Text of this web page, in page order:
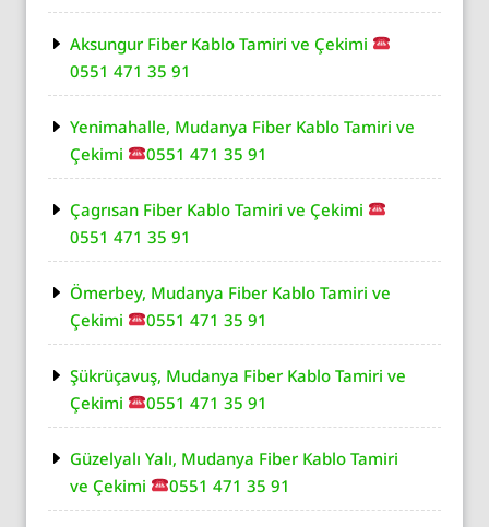
Aksungur Fiber Kablo Tamiri ve Çekimi
0551 471 35 91
Yenimahalle, Mudanya Fiber Kablo Tamiri ve
Çekimi
0551 471 35 91
Çagrısan Fiber Kablo Tamiri ve Çekimi
0551 471 35 91
Ömerbey, Mudanya Fiber Kablo Tamiri ve
Çekimi
0551 471 35 91
Şükrüçavuş, Mudanya Fiber Kablo Tamiri ve
Çekimi
0551 471 35 91
Güzelyalı Yalı, Mudanya Fiber Kablo Tamiri
ve Çekimi
0551 471 35 91